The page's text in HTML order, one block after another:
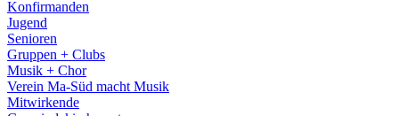
Konfirmanden
Jugend
Senioren
Gruppen + Clubs
Musik + Chor
Verein Ma-Süd macht Musik
Mitwirkende